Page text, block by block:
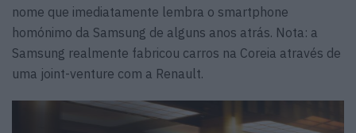
nome que imediatamente lembra o smartphone
homónimo da Samsung de alguns anos atrás. Nota: a
Samsung realmente fabricou carros na Coreia através de
uma joint-venture com a Renault.